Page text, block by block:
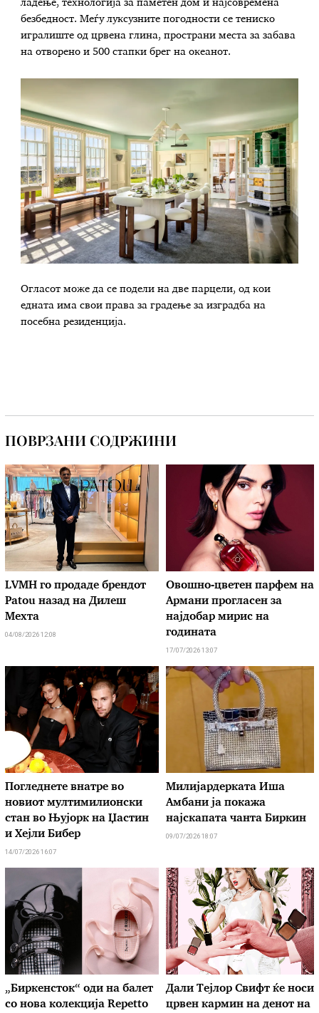
ладење, технологија за паметен дом и најсовремена
безбедност. Меѓу луксузните погодности се тениско
игралиште од црвена глина, пространи места за забава
на отворено и 500 стапки брег на океанот.
Огласот може да се подели на две парцели, од кои
едната има свои права за градење за изградба на
посебна резиденција.
ПОВРЗАНИ СОДРЖИНИ
LVMH го продаде брендот
Patou назад на Дилеш
Мехта
04/08/2026 12:08
Овошно-цветен парфем на
Армани прогласен за
најдобар мирис на
годината
17/07/2026 13:07
Погледнете внатре во
новиот мултимилионски
стан во Њујорк на Џастин
и Хејли Бибер
14/07/2026 16:07
Милијардерката Иша
Амбани ја покажа
најскапата чанта Биркин
09/07/2026 18:07
„Биркенсток“ оди на балет
со нова колекција Repetto
Дали Тејлор Свифт ќе носи
црвен кармин на денот на